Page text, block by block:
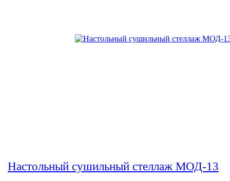
Настольный сушильный стеллаж МОД-13